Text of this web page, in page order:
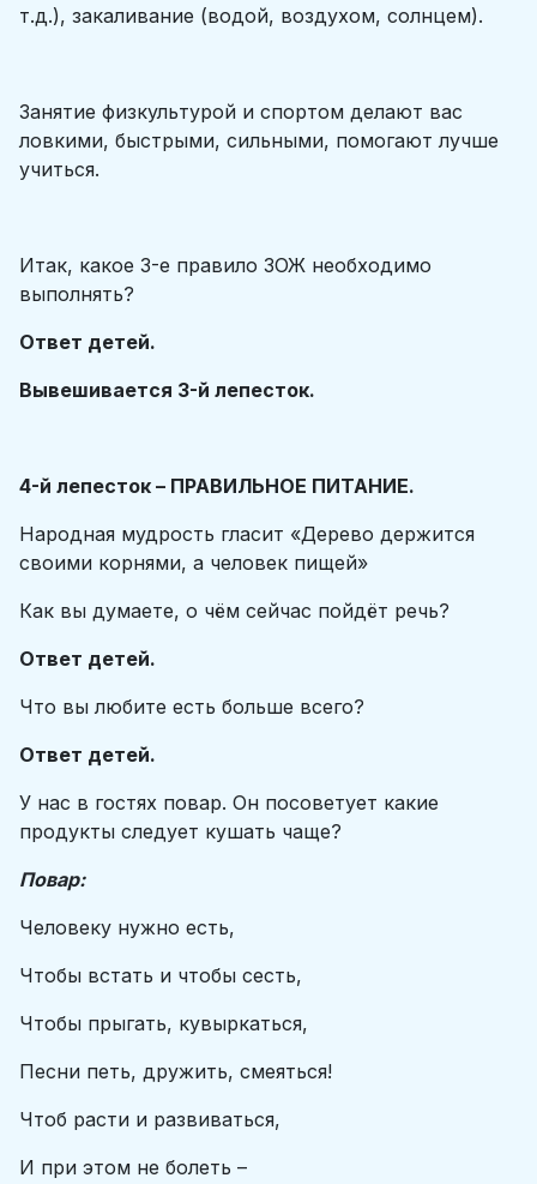
т.д.), закаливание (водой, воздухом, солнцем).
Занятие физкультурой и спортом делают вас
ловкими, быстрыми, сильными, помогают лучше
учиться.
Итак, какое 3-е правило ЗОЖ необходимо
выполнять?
Ответ детей.
Вывешивается 3-й лепесток.
4-й лепесток – ПРАВИЛЬНОЕ ПИТАНИЕ.
Народная мудрость гласит «Дерево держится
своими корнями, а человек пищей»
Как вы думаете, о чём сейчас пойдёт речь?
Ответ детей.
Что вы любите есть больше всего?
Ответ детей.
У нас в гостях повар. Он посоветует какие
продукты следует кушать чаще?
Повар:
Человеку нужно есть,
Чтобы встать и чтобы сесть,
Чтобы прыгать, кувыркаться,
Песни петь, дружить, смеяться!
Чтоб расти и развиваться,
И при этом не болеть –